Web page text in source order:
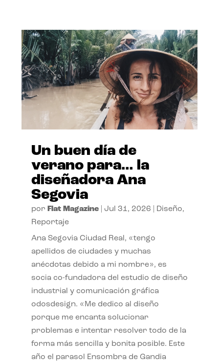
Un buen día de
verano para… la
diseñadora Ana
Segovia
por Flat Magazine| Jul 31, 2026 Diseño,
Reportaje
Ana Segovia Ciudad Real, «tengo
apellidos de ciudades y muchas
anécdotas debido a mi nombre», es
socia co-fundadora del estudio de diseño
industrial y comunicación gráfica
odosdesign. «Me dedico al diseño
porque me encanta solucionar
problemas e intentar resolver todo de la
forma más sencilla y bonita posible. Este
año el parasol Ensombra de Gandia